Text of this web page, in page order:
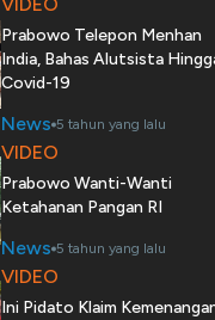
Prabowo Telepon Menhan
India, Bahas Alutsista
Covid-19
News 5 tahun yang lalu
VIDEO
Prabowo Wanti-Wanti
Ketahanan Pangan RI
News 5 tahun yang lalu
VIDEO
Ini Pidato Klaim